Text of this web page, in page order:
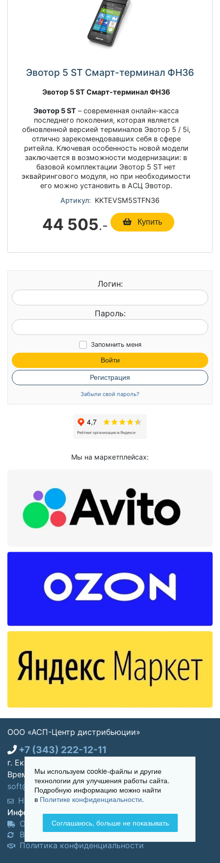
Эвотор 5 ST Смарт-терминал ФН36
Эвотор 5 ST Смарт-терминал ФН36
Эвотор 5 ST – современная онлайн-касса
последнего поколения, которая является
обновленной версией терминалов Эвотор 5 / 5i,
отлично зарекомендовавших себя в сфере
ритейла. Ключевая особенность новой модели
заключается в возможности модернизации: в
базовой комплектации Эвотор 5 ST нет
эквайрингового модуля, но при необходимости
его можно установить в АСЦ Эвотор.
Артикул: KKTEVSM5STFN36
44 505.- Купить
Логин:
Пароль:
Запомнить меня
Войти
Регистрация
Забыли свой пароль?
Мы на маркетплейсах:
ООО «АСП-Центр дистрибьюции»
+7 (343) 222-12-11
г. Екатеринбург, ул. Щорса 7, офис 270
Время работы: Пн-пт 09:00 - 18:00
soft@asp-partners.ru
Написать нам
Обратный звонок
Информация для покупателей:
Оплата и доставка
Возврат и обмен товара
Политика конфиденциальности
Мы используем cookie-файлы и другие
технологии для улучшения работы сайта.
Подробную информацию можно найти
в Политике конфиденциальности.
Соглашаюсь, больше не показывать